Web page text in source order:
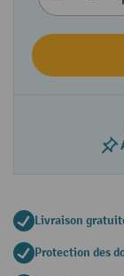
Livraison
Protection des